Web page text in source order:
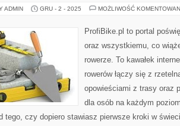
ADMIN GRU - 2 - 2025 MOŻLIWOŚĆ
ProfiBike.pl to portal
oraz wszystkiemu, co
rowerze. To kawałek
rowerów łączy się z
opowieściami z trasy oraz
dla osób na każdym
tego, czy dopiero stawiasz pierwsze kroki w